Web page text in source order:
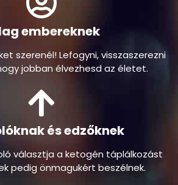
embereknek
jobban élvezhesd az életet.
és edzőknek